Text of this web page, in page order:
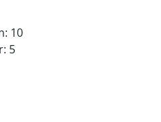
Internetverbindung
Standwasser-Whirlpool
10
5